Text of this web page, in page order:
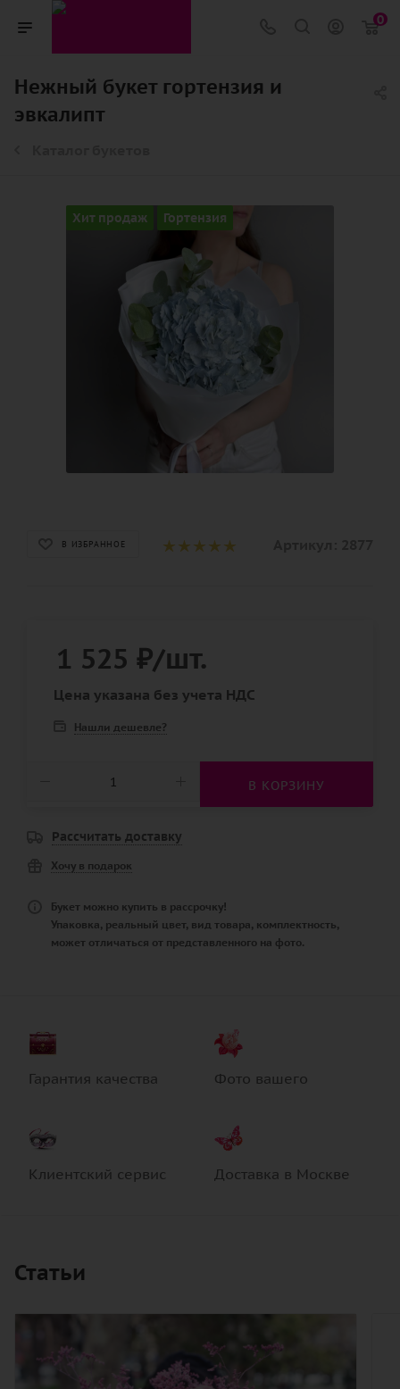
0
Нежный букет гортензия и
эвкалипт
Хит продаж Гортензия
В ИЗБРАННОЕ
1 525 ₽/шт.
Цена указана без учета НДС
Нашли дешевле?
В КОРЗИНУ
Рассчитать доставку
Хочу в подарок
Букет можно купить в рассрочку!
Упаковка, реальный цвет, вид товара, комплектность,
может отличаться от представленного на фото.
Гарантия качества Фото вашего
Клиентский сервис Доставка в Москве
Статьи